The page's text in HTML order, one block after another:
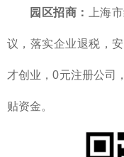
园区招商： 上海
议，落实企业退税，
才创业，0元注册公司
贴资金。